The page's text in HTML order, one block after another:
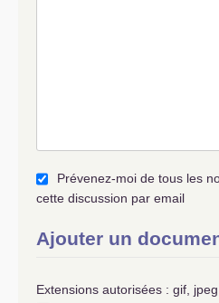
Prévenez-moi de tous les
cette discussion par email
Ajouter un
Extensions autorisées : gif,